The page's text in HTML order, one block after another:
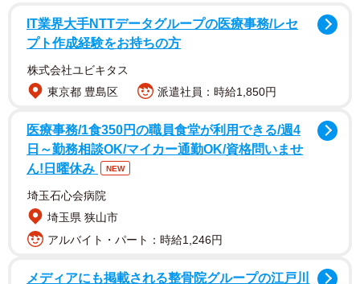
でしょう。
ゲーム開始当初、有野課長は「たぶん持ってたと思うんで
すよ」と話し、「勝てんちゃうかな」と簡単にクリアでき
テムでパワーアップしながら、順調に進めていき、エリア1
をクリアした時には「あら簡単かも」と『魂斗羅』を舐め
た態度を見せます。
しかしエリア3まで進むと、過去にプレイした記憶がなかっ
たようでゲームオーバーを繰り返す展開となり、課長の表
IT業界大手NTTデータグループの医療事務/レセ
プト作成経験をお持ちの方
株式会社ユビキタス
東京都 豊島区
派遣社員：時給1,850円
医療事務/1食350円の職員食堂が利用できる/週4
日～勤務相談OK/マイカー通勤OK/資格問いませ
ん!日曜休み
NEW
埼玉石心会病院
埼玉県 狭山市
アルバイト・パート：時給1,246円
メディアにも掲載される整骨院グループの江戸川